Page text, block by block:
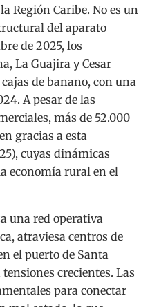
Región Caribe. No es un
del aparato
de 2025, los
La Guajira y Cesar
de banano, con una
A pesar de las
más de 52.000
gracias a esta
cuyas dinámicas
economía rural en el
una red operativa
atraviesa centros de
el puerto de Santa
crecientes. Las
para conectar